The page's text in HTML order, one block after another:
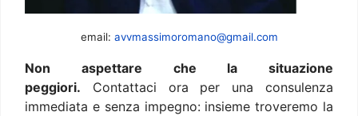
email: avvmassimoromano@gmail.com
Non aspettare che la situazione
peggiori. Contattaci ora per una consulenza
immediata e senza impegno: insieme troveremo la